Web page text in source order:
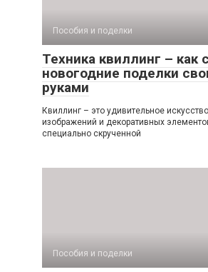
Пособия и поделки
Техника квиллинг – как
новогодние поделки
руками
Квиллинг – это удивительное
изображений и декоративных
специально скрученной
Пособия и поделки